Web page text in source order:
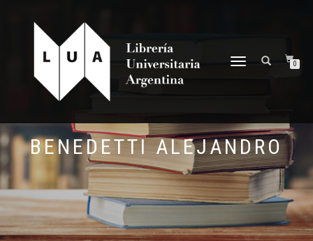
NAVEGACIÓN
0
BENEDETTI ALEJANDRO